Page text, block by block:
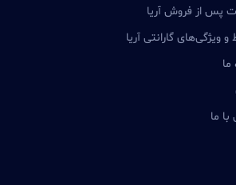
پس از فروش آریا
و ویژگی‌های گارانتی آریا
ما
ما